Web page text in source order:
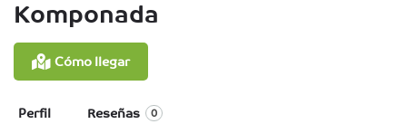
Komponada
Cómo llegar
Perfil Reseñas 0